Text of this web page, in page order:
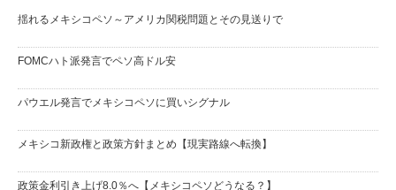
揺れるメキシコペソ～アメリカ関税問題とその見送りで
FOMCハト派発言でペソ高ドル安
パウエル発言でメキシコペソに買いシグナル
メキシコ新政権と政策方針まとめ【現実路線へ転換】
政策金利引き上げ8.0％へ【メキシコペソどうなる？】